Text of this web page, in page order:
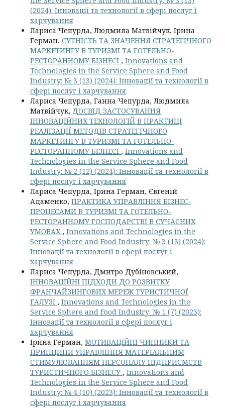
(2024): Інновації та технології в сфері послуг і
харчування
Лариса Чепурда, Людмила Матвійчук, Ірина
Герман, СУТНІСТЬ ТА ЗНАЧЕННЯ СТРАТЕГІЧНОГО
МАРКЕТИНГУ В ТУРИЗМІ ТА ГОТЕЛЬНО-
РЕСТОРАННОМУ БІЗНЕСІ , Innovations and
Technologies in the Service Sphere and Food
Industry: № 3 (13) (2024): Інновації та технології в
сфері послуг і харчування
Лариса Чепурда, Ганна Чепурда, Людмила
Матвійчук, ДОСВІД ЗАСТОСУВАННЯ
ІННОВАЦІЙНИХ ТЕХНОЛОГІЙ В ПРАКТИЦІ
РЕАЛІЗАЦІЇ МЕТОДІВ СТРАТЕГІЧНОГО
МАРКЕТИНГУ В ТУРИЗМІ ТА ГОТЕЛЬНО-
РЕСТОРАННОМУ БІЗНЕСІ , Innovations and
Technologies in the Service Sphere and Food
Industry: № 2 (12) (2024): Інновації та технології в
сфері послуг і харчування
Лариса Чепурда, Ірина Герман, Євгеній
Адаменко, ПРАКТИКА УПРАВЛІННЯ БІЗНЕС-
ПРОЦЕСАМИ В ТУРИЗМІ ТА ГОТЕЛЬНО-
РЕСТОРАННОМУ ГОСПОДАРСТВІ В СУЧАСНИХ
УМОВАХ , Innovations and Technologies in the
Service Sphere and Food Industry: № 3 (13) (2024):
Інновації та технології в сфері послуг і
харчування
Лариса Чепурда, Дмитро Дубіновський,
ІННОВАЦІЙНІ ПІДХОДИ ДО РОЗВИТКУ
ФРАНЧАЙЗИНГОВИХ МЕРЕЖ ТУРИСТИЧНОЇ
ГАЛУЗІ , Innovations and Technologies in the
Service Sphere and Food Industry: № 1 (7) (2023):
Інновації та технології в сфері послуг і
харчування
Ірина Герман, МОТИВАЦІЙНІ ЧИННИКИ ТА
ПРИНЦИПИ УПРАВЛІННЯ МАТЕРІАЛЬНИМ
СТИМУЛЮВАННЯМ ПЕРСОНАЛУ ПІДПРИЄМСТВ
ТУРИСТИЧНОГО БІЗНЕСУ , Innovations and
Technologies in the Service Sphere and Food
Industry: № 4 (10) (2023): Інновації та технології в
сфері послуг і харчування